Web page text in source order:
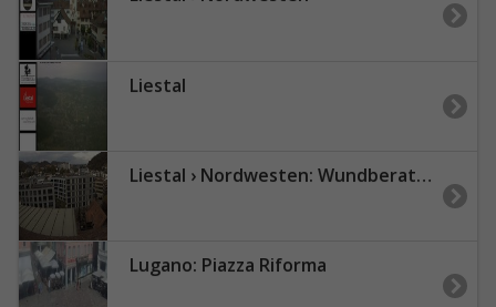
Liestal
Liestal › Nordwesten: Wundberatung Kantonsspital Baselland
Lugano: Piazza Riforma